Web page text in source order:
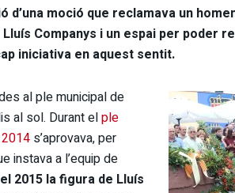
d’una moció que reclamava un
Companys i un espai per poder
iniciativa en aquest sentit.
al ple municipal de
al sol. Durant elple
s’aprovava, per
instava a l’equip de
2015 la figura de Lluís